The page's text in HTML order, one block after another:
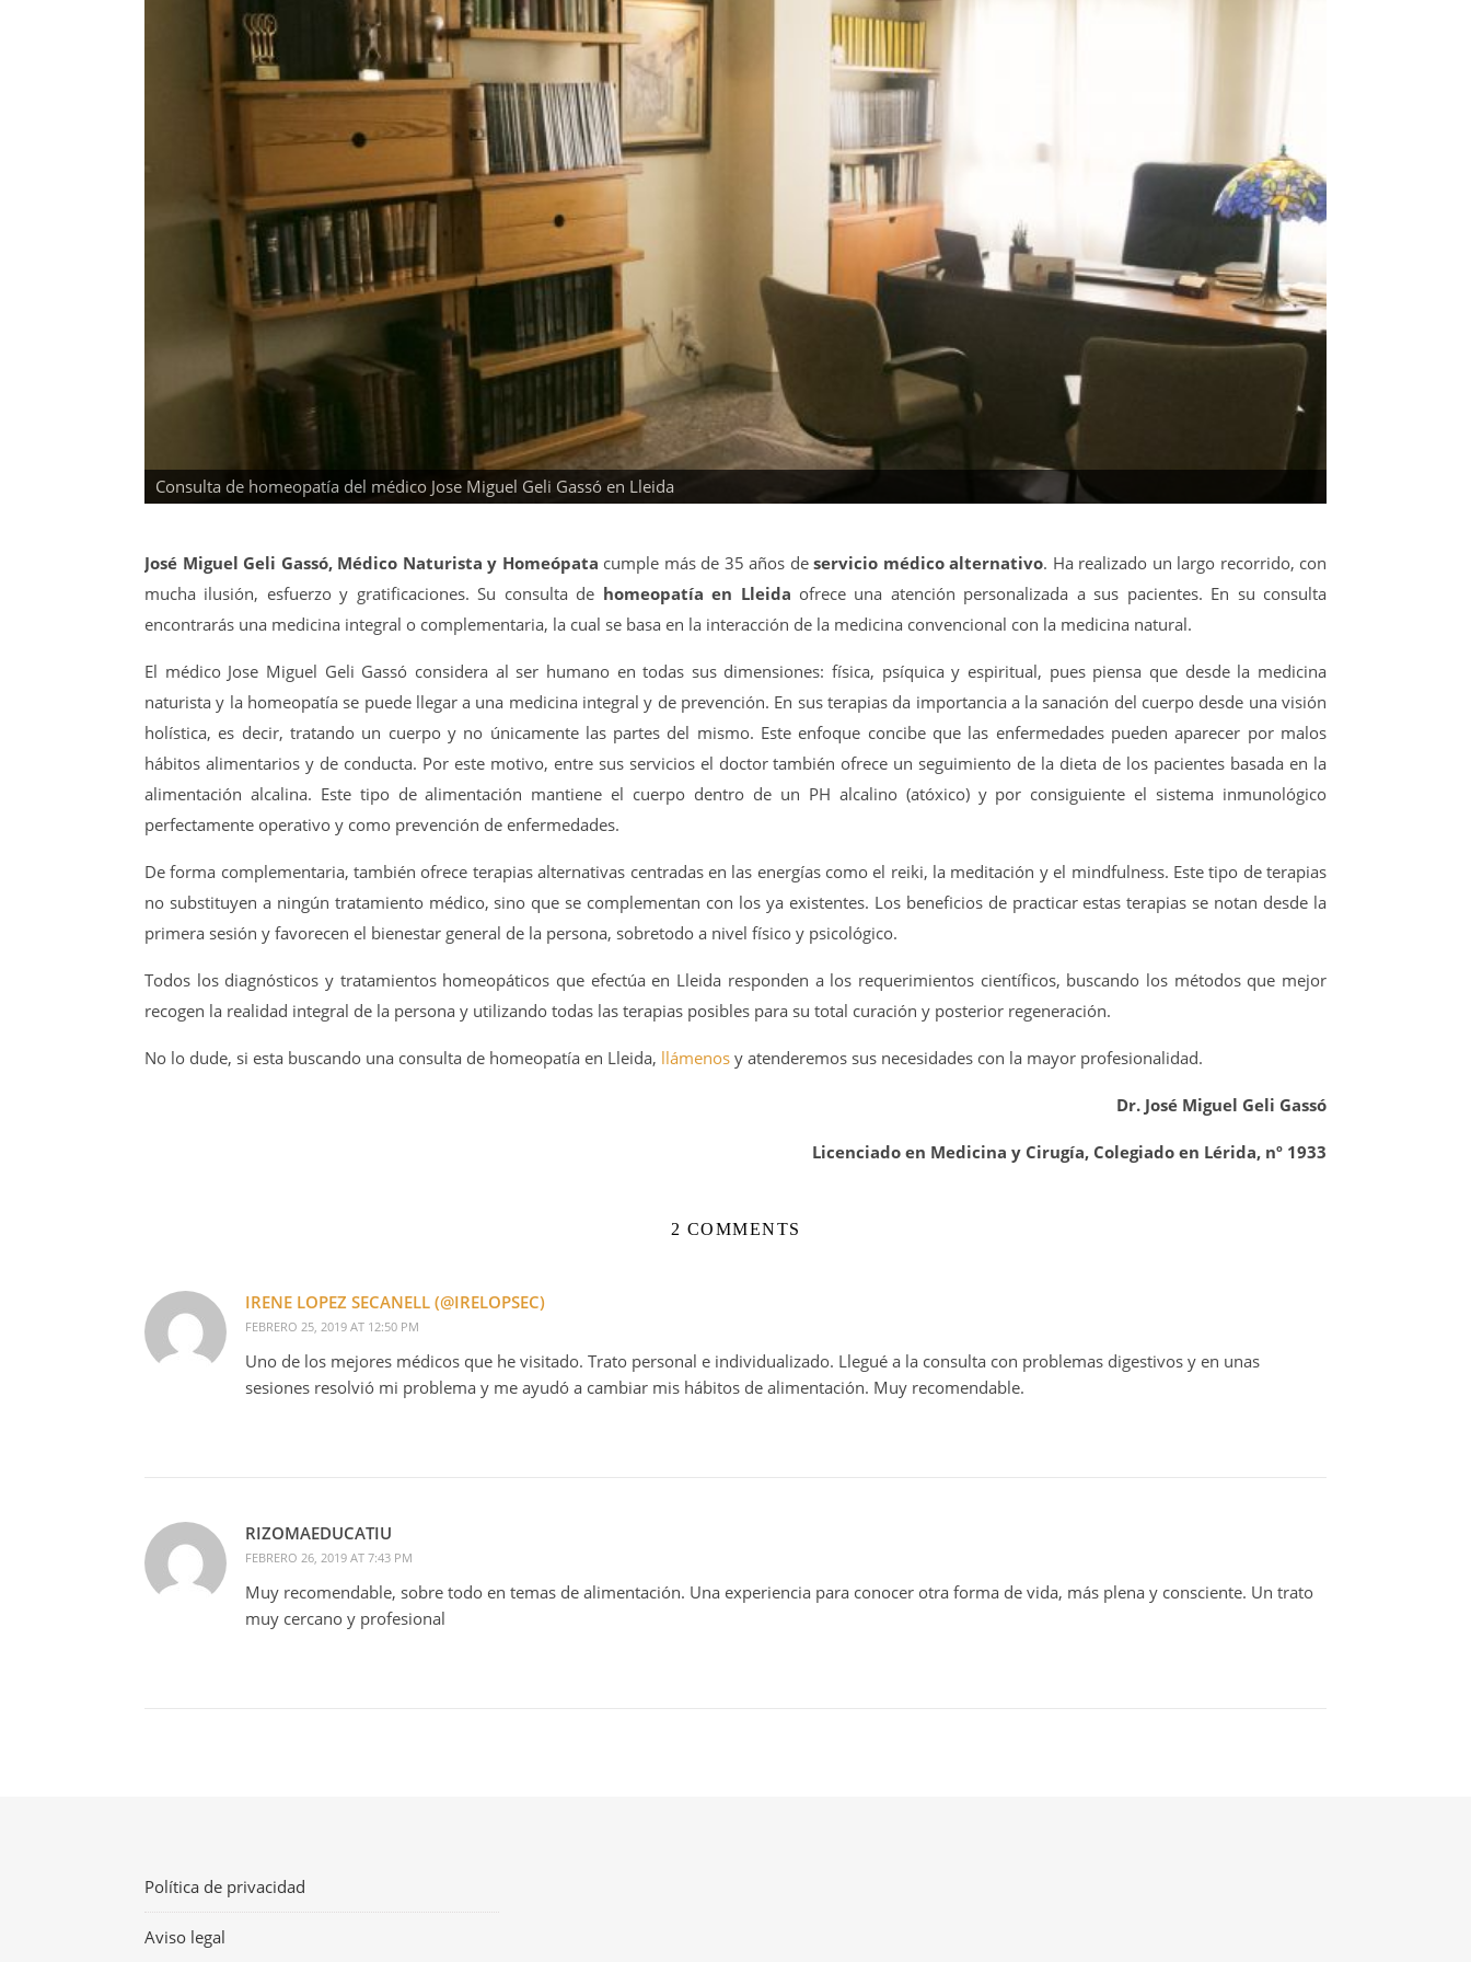
Consulta de homeopatía del médico Jose Miguel Geli Gassó en Lleida
José Miguel Geli Gassó, Médico Naturista y Homeópata cumple más de 35 años de servicio médico alternativo. Ha realizado un largo recorrido, con
mucha ilusión, esfuerzo y gratificaciones. Su consulta de homeopatía en Lleida ofrece una atención personalizada a sus pacientes. En su consulta
encontrarás una medicina integral o complementaria, la cual se basa en la interacción de la medicina convencional con la medicina natural.
El médico Jose Miguel Geli Gassó considera al ser humano en todas sus dimensiones: física, psíquica y espiritual, pues piensa que desde la medicina
naturista y la homeopatía se puede llegar a una medicina integral y de prevención. En sus terapias da importancia a la sanación del cuerpo desde una visión
holística, es decir, tratando un cuerpo y no únicamente las partes del mismo. Este enfoque concibe que las enfermedades pueden aparecer por malos
hábitos alimentarios y de conducta. Por este motivo, entre sus servicios el doctor también ofrece un seguimiento de la dieta de los pacientes basada en la
alimentación alcalina. Este tipo de alimentación mantiene el cuerpo dentro de un PH alcalino (atóxico) y por consiguiente el sistema inmunológico
perfectamente operativo y como prevención de enfermedades.
De forma complementaria, también ofrece terapias alternativas centradas en las energías como el reiki, la meditación y el mindfulness. Este tipo de terapias
no substituyen a ningún tratamiento médico, sino que se complementan con los ya existentes. Los beneficios de practicar estas terapias se notan desde la
primera sesión y favorecen el bienestar general de la persona, sobretodo a nivel físico y psicológico.
Todos los diagnósticos y tratamientos homeopáticos que efectúa en Lleida responden a los requerimientos científicos, buscando los métodos que mejor
recogen la realidad integral de la persona y utilizando todas las terapias posibles para su total curación y posterior regeneración.
No lo dude, si esta buscando una consulta de homeopatía en Lleida, llámenos y atenderemos sus necesidades con la mayor profesionalidad.
Dr. José Miguel Geli Gassó
Licenciado en Medicina y Cirugía, Colegiado en Lérida, nº 1933
2 COMMENTS
IRENE LOPEZ SECANELL (@IRELOPSEC)
FEBRERO 25, 2019 AT 12:50 PM
Uno de los mejores médicos que he visitado. Trato personal e individualizado. Llegué a la consulta con problemas digestivos y en unas
sesiones resolvió mi problema y me ayudó a cambiar mis hábitos de alimentación. Muy recomendable.
RIZOMAEDUCATIU
FEBRERO 26, 2019 AT 7:43 PM
Muy recomendable, sobre todo en temas de alimentación. Una experiencia para conocer otra forma de vida, más plena y consciente. Un trato
muy cercano y profesional
Política de privacidad
Aviso legal